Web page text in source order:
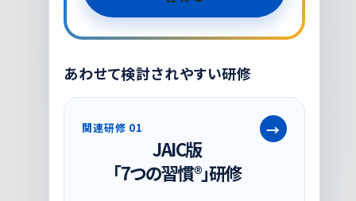
あわせて検討されやすい研修
関連研修 01
JAIC版
「7つの習慣®」研修